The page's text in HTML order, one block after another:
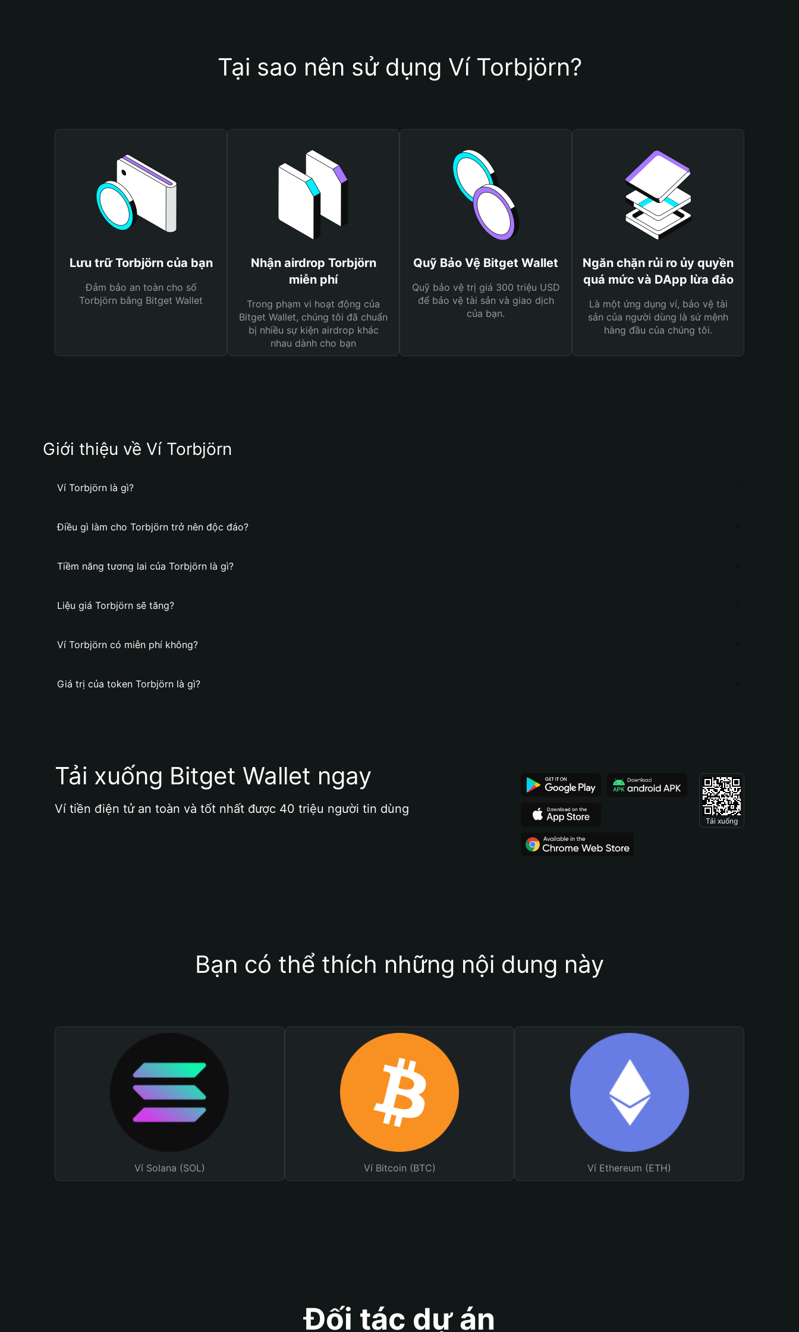
Tại sao nên sử dụng Ví Torbjörn?
Lưu trữ Torbjörn của bạn
Đảm bảo an toàn cho số
Torbjörn bằng Bitget Wallet
Nhận airdrop Torbjörn
miễn phí
Trong phạm vi hoạt động của
Bitget Wallet, chúng tôi đã chuẩn
bị nhiều sự kiện airdrop khác
nhau dành cho bạn
Quỹ Bảo Vệ Bitget Wallet
Quỹ bảo vệ trị giá 300 triệu USD
để bảo vệ tài sản và giao dịch
của bạn.
Ngăn chặn rủi ro ủy quyền
quá mức và DApp lừa đảo
Là một ứng dụng ví, bảo vệ tài
sản của người dùng là sứ mệnh
hàng đầu của chúng tôi.
Giới thiệu về Ví Torbjörn
Ví Torbjörn là gì?
Điều gì làm cho Torbjörn trở nên độc đáo?
Tiềm năng tương lai của Torbjörn là gì?
Liệu giá Torbjörn sẽ tăng?
Ví Torbjörn có miễn phí không?
Giá trị của token Torbjörn là gì?
Tải xuống Bitget Wallet ngay
Ví tiền điện tử an toàn và tốt nhất được 40 triệu người tin dùng
Tải xuống
Bạn có thể thích những nội dung này
Ví Solana (SOL) Ví Bitcoin (BTC) Ví Ethereum (ETH)
Đối tác dự án